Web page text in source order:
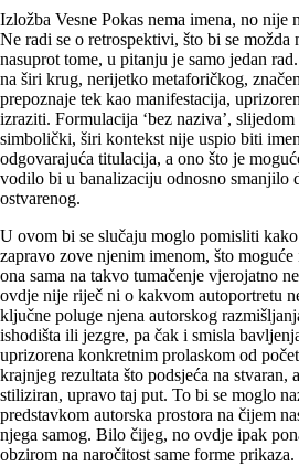
Izložba Vesne Pokas nema imena, no nije
Ne radi se o retrospektivi, što bi se možda
nasuprot tome, u pitanju je samo jedan
na širi krug, nerijetko metaforičkog,
prepoznaje tek kao manifestacija,
izraziti. Formulacija ‘bez naziva’,
simbolički, širi kontekst nije uspio biti
odgovarajuća titulacija, a ono što je
vodilo bi u banalizaciju odnosno smanjilo
ostvarenog.
U ovom bi se slučaju moglo pomisliti kako
zapravo zove njenim imenom, što
ona sama na takvo tumačenje vjerojatno
ovdje nije riječ ni o kakvom autoportretu
ključne poluge njena autorskog
ishodišta ili jezgre, pa čak i smisla
uprizorena konkretnim prolaskom od
krajnjeg rezultata što podsjeća na stvaran,
stiliziran, upravo taj put. To bi se moglo
predstavkom autorska prostora na čijem
njega samog. Bilo čijeg, no ovdje ipak
obzirom na naročitost same forme prikaza.